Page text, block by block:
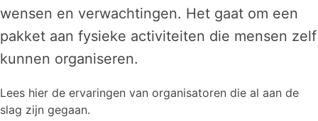
wensen en verwachtingen. Het gaat om een
pakket aan fysieke activiteiten die mensen zelf
kunnen organiseren.
Lees hier de ervaringen van organisatoren die al aan de
slag zijn gegaan.